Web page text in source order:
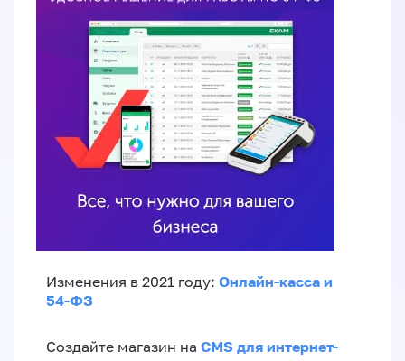
Изменения в 2021 году: Онлайн-касса и
54-ФЗ
Создайте магазин на CMS для интернет-